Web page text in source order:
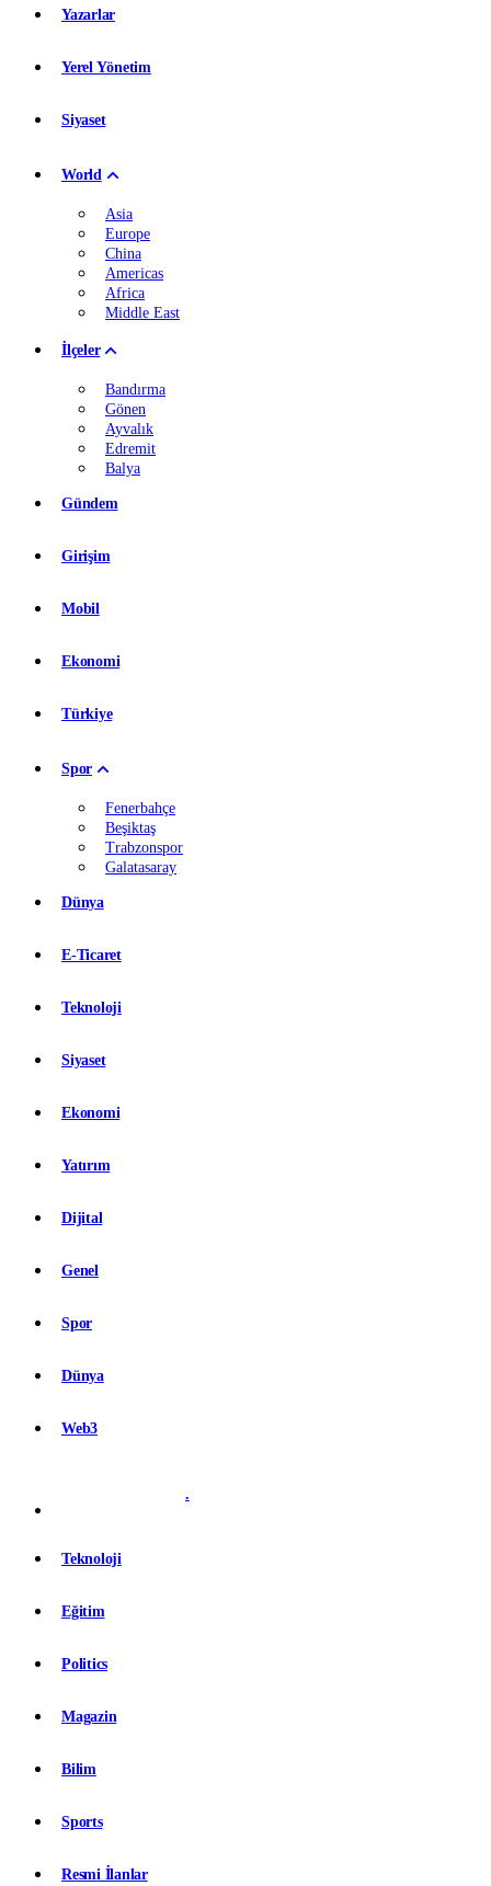
Yazarlar
Yerel Yönetim
Siyaset
World
Asia
Europe
China
Americas
Africa
Middle East
İlçeler
Bandırma
Gönen
Ayvalık
Edremit
Balya
Gündem
Girişim
Mobil
Ekonomi
Türkiye
Spor
Fenerbahçe
Beşiktaş
Trabzonspor
Galatasaray
Dünya
E-Ticaret
Teknoloji
Siyaset
Ekonomi
Yatırım
Dijital
Genel
Spor
Dünya
Web3
.
Teknoloji
Eğitim
Politics
Magazin
Bilim
Sports
Resmi İlanlar